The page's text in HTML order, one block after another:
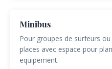
Minibus
Pour groupes de surfeurs
places avec espace pour
equipement.